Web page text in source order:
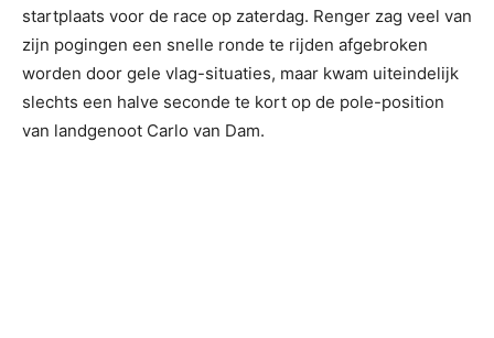
startplaats voor de race op zaterdag. Renger zag veel van
zijn pogingen een snelle ronde te rijden afgebroken
worden door gele vlag-situaties, maar kwam uiteindelijk
slechts een halve seconde te kort op de pole-position
van landgenoot Carlo van Dam.